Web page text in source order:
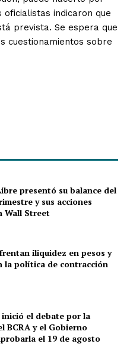
indicaron que
prevista. Se espera que
cuestionamientos sobre
presentó su balance del
y sus acciones
Wall Street
iliquidez en pesos y
la política de contracción
el debate por la
BCRA y el Gobierno
el 19 de agosto